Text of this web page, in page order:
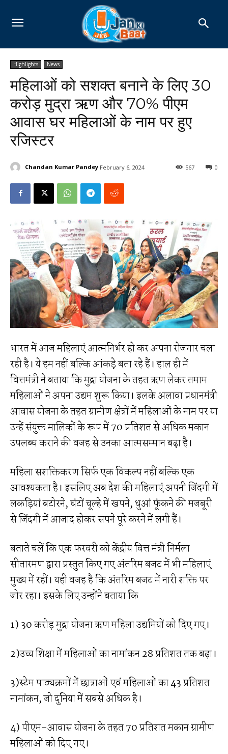
Highlights News
महिलाओं को सशक्त बनाने के लिए 30
करोड़ मुद्रा ऋण और 70% पीएम
आवास घर महिलाओं के नाम पर हुए
रजिस्टर
Chandan Kumar Pandey February 6, 2024 0
567
भारत में आज महिलाएं आत्मनिर्भर हो कर अपना रोजगार चला
रही है। ये हम नहीं बल्कि आंकड़े बता रहे हैं। हाल ही में
वित्तमंत्री ने बताया कि मुद्रा योजना के तहत ऋण लेकर तमाम
महिलाओं ने अपना उद्यम शुरू किया। इलके अलावा प्रधानमंत्री
आवास योजना के तहत ग्रामीण क्षेत्रों में महिलाओं के नाम पर या
उन्हें संयुक्त मालिकों के रूप में 70 प्रतिशत से अधिक मकान
उपलब्ध कराने की वजह से उनका आत्मसम्मान बढ़ा है।
महिला सशक्तिकरण सिर्फ एक विकल्प नहीं बल्कि एक
आवश्यकता है। इसलिए अब देश की महिलाएं अपनी जिंदगी में
लकड़ियां बटोरने, घंटों चूल्हे में खपने, धुआं फूंकने की मजबूरी
से जिंदगी में आजाद होकर सपने पूरे करने में लगी हैं।
बताते चलें कि एक फरवरी को केंद्रीय वित्त मंत्री निर्मला
सीतारमण द्वारा प्रस्तुत किए गए अंतरिम बजट में भी महिलाएं
मुख्य में रहीं। यही वजह है कि अंतरिम बजट में नारी शक्ति पर
जोर रहा। इसके लिए उन्होंने बताया कि
1) 30 करोड़ मुद्रा योजना ऋण महिला उद्यमियों को दिए गए।
2)उच्च शिक्षा में महिलाओं का नामांकन 28 प्रतिशत तक बढ़ा।
3)स्‍टेम पाठ्यक्रमों में छात्राओं एवं महिलाओं का 43 प्रतिशत
नामांकन, जो दुनिया में सबसे अधिक है।
4) पीएम-आवास योजना के तहत 70 प्रतिशत मकान ग्रामीण
महिलाओं को दिए गए।